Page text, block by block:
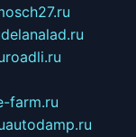
delanalad.ru
roadli.ru
farm.ru
autodamp.ru